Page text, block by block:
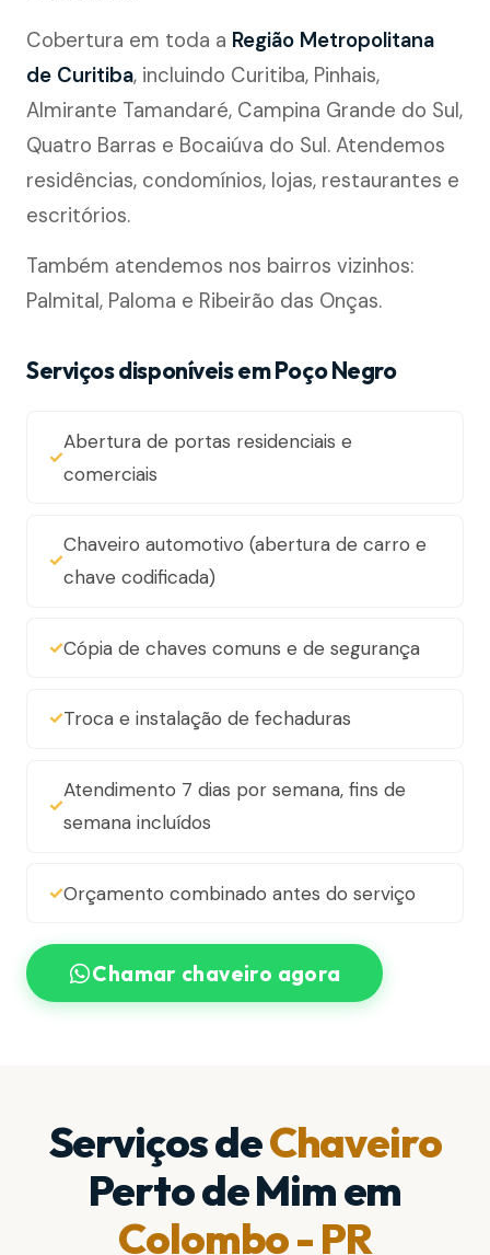
Cobertura em toda a Região Metropolitana
de Curitiba, incluindo Curitiba, Pinhais,
Almirante Tamandaré, Campina Grande do Sul,
Quatro Barras e Bocaiúva do Sul. Atendemos
residências, condomínios, lojas, restaurantes e
escritórios.
Também atendemos nos bairros vizinhos:
Palmital, Paloma e Ribeirão das Onças.
Serviços disponíveis em Poço Negro
Abertura de portas residenciais e
comerciais
Chaveiro automotivo (abertura de carro e
chave codificada)
Cópia de chaves comuns e de segurança
Troca e instalação de fechaduras
Atendimento 7 dias por semana, fins de
semana incluídos
Orçamento combinado antes do serviço
Chamar chaveiro agora
Serviços deChaveiro
Perto de Mim em
Colombo - PR